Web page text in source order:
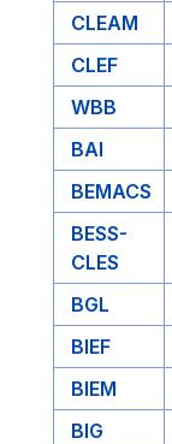
CLEAM
CLEF
WBB
BAI
BEMACS
BESS-
CLES
BGL
BIEF
BIEM
BIG